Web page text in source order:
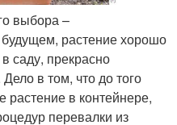
выбора –
растение хорошо
саду, прекрасно
в том, что до того
растение в контейнере,
перевалки из